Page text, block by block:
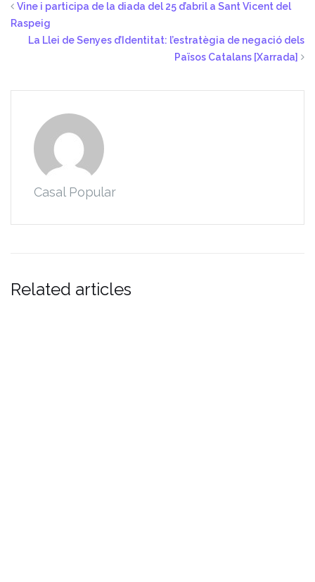
Vine i participa de la diada del 25 d’abril a Sant Vicent del
Raspeig
La Llei de Senyes d’Identitat: l’estratègia de negació dels
Països Catalans [Xarrada]
Casal Popular
Related articles